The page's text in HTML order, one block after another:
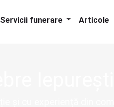
Servicii funerare Articole